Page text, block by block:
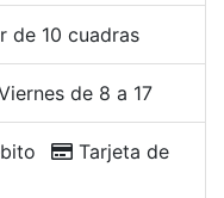
de 10 cuadras
de 8 a 17
Tarjeta de